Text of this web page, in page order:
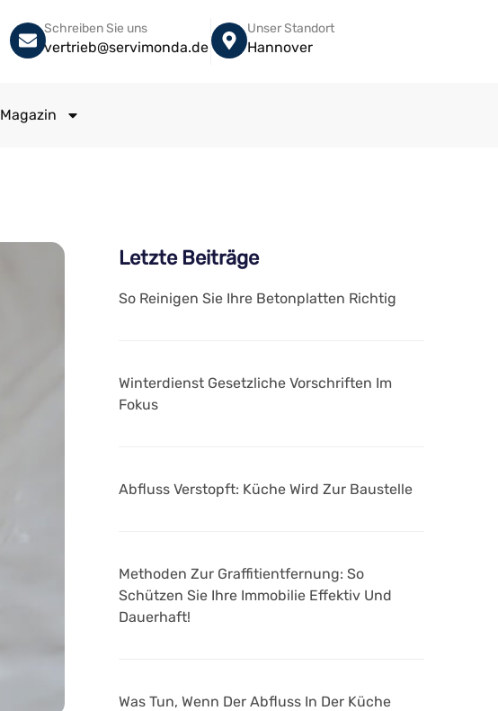
Schreiben Sie uns
vertrieb@servimonda.de
Unser Standort
Hannover
Magazin
Letzte Beiträge
So Reinigen Sie Ihre Betonplatten Richtig
Winterdienst Gesetzliche Vorschriften Im
Fokus
Abfluss Verstopft: Küche Wird Zur Baustelle
Methoden Zur Graffitientfernung: So
Schützen Sie Ihre Immobilie Effektiv Und
Dauerhaft!
Was Tun, Wenn Der Abfluss In Der Küche